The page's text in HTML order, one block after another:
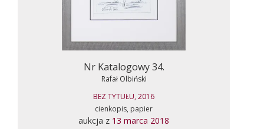
Nr Katalogowy 34.
Rafał Olbiński
BEZ TYTUŁU, 2016
cienkopis, papier
aukcja z 13 marca 2018